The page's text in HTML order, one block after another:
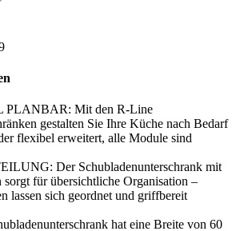
Mit den R-Line
gestalten Sie Ihre Küche nach Bedarf
flexibel erweitert, alle Module sind
Der Schubladenunterschrank mit
sorgt für übersichtliche Organisation –
lassen sich geordnet und griffbereit
hat eine Breite von 60